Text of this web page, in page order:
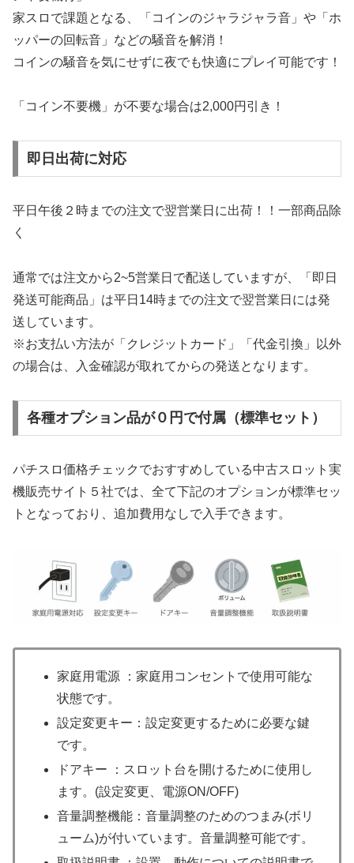
家スロで課題となる、「コインのジャラジャラ音」や「ホ
ッパーの回転音」などの騒音を解消！
コインの騒音を気にせずに夜でも快適にプレイ可能です！
「コイン不要機」が不要な場合は2,000円引き！
即日出荷に対応
平日午後２時までの注文で翌営業日に出荷！！一部商品除
く
通常では注文から2~5営業日で配送していますが、「即日
発送可能商品」は平日14時までの注文で翌営業日には発
送しています。
※お支払い方法が「クレジットカード」「代金引換」以外
の場合は、入金確認が取れてからの発送となります。
各種オプション品が０円で付属（標準セット）
パチスロ価格チェックでおすすめしている中古スロット実
機販売サイト５社では、全て下記のオプションが標準セッ
トとなっており、追加費用なしで入手できます。
家庭用電源 ：家庭用コンセントで使用可能な
状態です。
設定変更キー：設定変更するために必要な鍵
です。
ドアキー ：スロット台を開けるために使用し
ます。(設定変更、電源ON/OFF)
音量調整機能：音量調整のためのつまみ(ボリ
ューム)が付いています。音量調整可能です。